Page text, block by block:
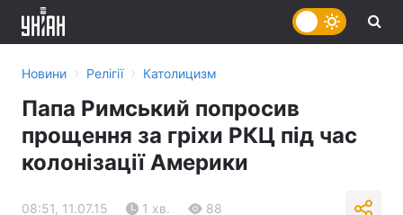
Новини › Релігії › Католицизм
Папа Римський попросив
прощення за гріхи РКЦ під час
колонізації Америки
08:51, 11.07.15 1 хв. 88